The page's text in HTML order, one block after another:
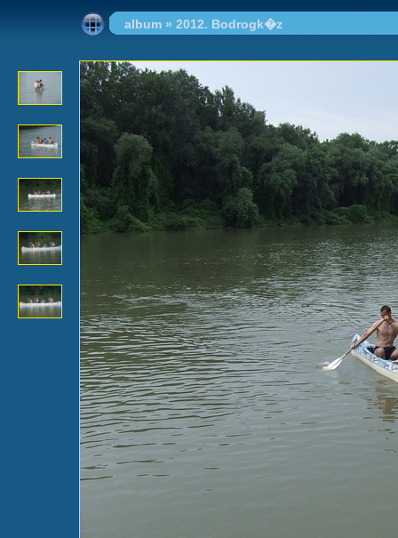
album » 2012. Bodrogk�z